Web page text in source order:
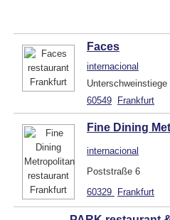
Faces
internacional
Unterschweinstiege
60549 Frankfurt
Fine Dining
internacional
Poststraße 6
60329 Frankfurt